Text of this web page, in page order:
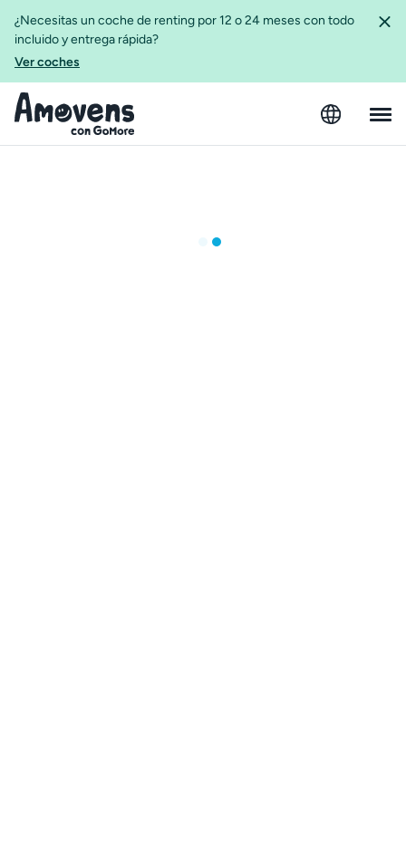
¿Necesitas un coche de renting por 12 o 24 meses con todo
incluido y entrega rápida?
Ver coches